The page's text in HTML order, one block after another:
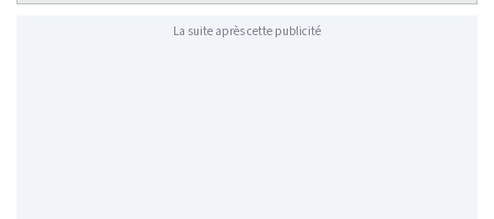
La suite après cette publicité